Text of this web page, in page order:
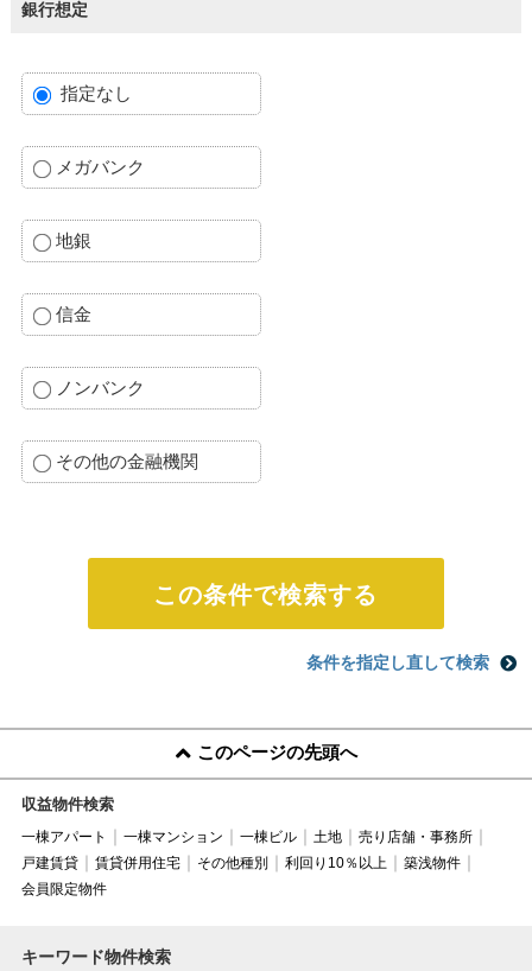
銀行想定
指定なし
メガバンク
地銀
信金
ノンバンク
その他の金融機関
条件を指定し直して検索
このページの先頭へ
収益物件検索
一棟アパート 一棟マンション 一棟ビル 土地
売り店舗・事務所
戸建賃貸
賃貸併用住宅 その他種別 利回り10％以上
築浅物件
会員限定物件
キーワード物件検索